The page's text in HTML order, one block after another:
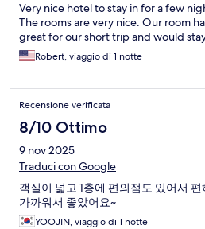
Very nice hotel to stay in for a few
The rooms are very nice. Our room
great for our short trip and would
Robert, viaggio di 1 notte
Recensione verificata
8/10 Ottimo
9 nov 2025
Traduci con Google
객실이 넓고 1층에 편의점도 있어서
가까워서 좋았어요~
YOOJIN, viaggio di 1 notte